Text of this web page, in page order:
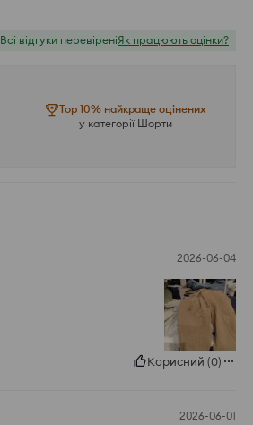
Всі відгуки перевіреніЯк працюють оцінки?
Top 10% найкраще оцінених
у категорії Шорти
2026-06-04
Корисний (0)
2026-06-01